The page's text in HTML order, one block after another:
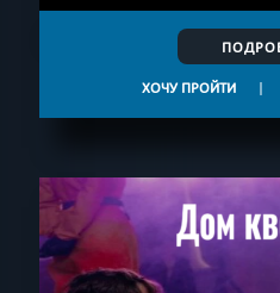
ХОЧУ ПРОЙТИ |